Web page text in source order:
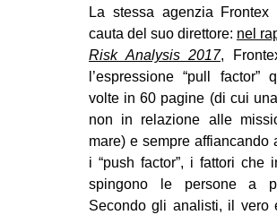
La stessa agenzia
cauta del suo direttore: nel
Risk Analysis 2017,
l’espressione “pull factor”
volte in 60 pagine (di cui
non in relazione alle
mare) e sempre affiancando
i “push factor”, i fattori che
spingono le persone a
Secondo gli analisti, il vero